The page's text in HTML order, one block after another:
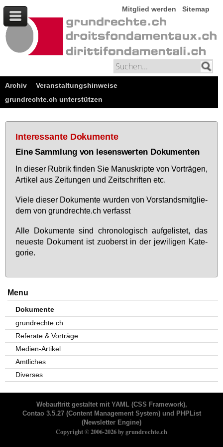
Mitglied werden Sitemap
Archiv
Veranstaltungshinweise
grundrechte.ch unterstützen
Interessante Dokumente
Eine Sammlung von lesenswerten Dokumenten
In die­ser Ru­brik fin­den Sie Ma­nu­skrip­te von Vor­trä­gen,
Ar­ti­kel aus Zei­tun­gen und Zeit­schrif­ten etc.
Vie­le die­ser Do­ku­men­te wur­den von Vor­stands­mit­glie­
dern von grund­rech­te.ch ver­fasst
Al­le Do­ku­men­te sind chro­no­lo­gisch auf­ge­lis­tet, das
neu­es­te Do­ku­ment ist zu­oberst in der je­wi­li­gen Ka­te­
go­rie.
Menu
Dokumente
grundrechte.ch
Referate & Vorträge
Medien-Artikel
Amtliches
Diverses
Webauftritt gestaltet mit YAML(CSS Framework),
Contao 3.5.27(Content Management System) und PHPList
(Newsletter Engine)
Copyright © 2006-2026 by grundrechte.ch